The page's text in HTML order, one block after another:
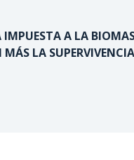
IMPUESTA A LA
LA